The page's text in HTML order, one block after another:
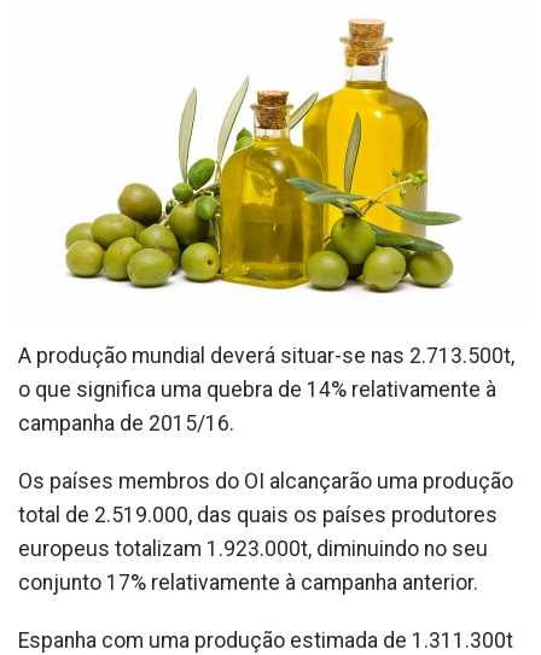
A produção mundial deverá situar-se nas 2.713.500t,
o que significa uma quebra de 14% relativamente à
campanha de 2015/16.
Os países membros do OI alcançarão uma produção
total de 2.519.000, das quais os países produtores
europeus totalizam 1.923.000t, diminuindo no seu
conjunto 17% relativamente à campanha anterior.
Espanha com uma produção estimada de 1.311.300t